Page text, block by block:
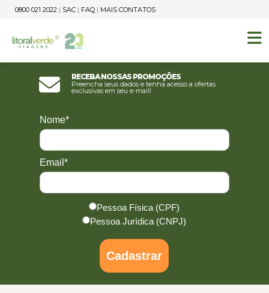
0800 021 2022 | SAC | FAQ | MAIS CONTATOS
Receba nossas promoções
Preencha seus dados e tenha acesso a ofertas
exclusivas em seu e-mail!
Nome*
Email*
Pessoa Física (CPF)
Pessoa Jurídica (CNPJ)
Cadastrar